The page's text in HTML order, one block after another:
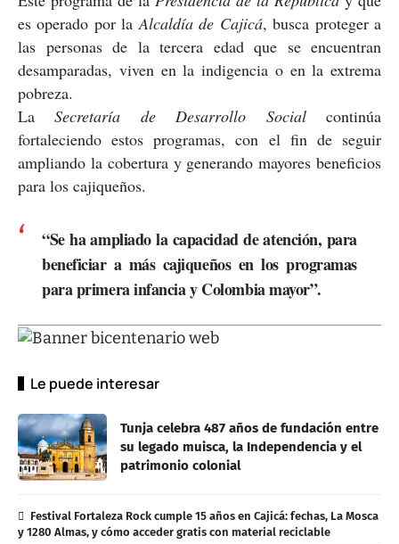
es operado por laAlcaldía de Cajicá, busca proteger a
las personas de la tercera edad que se encuentran
desamparadas, viven en la indigencia o en la extrema
pobreza.
LaSecretaría de Desarrollo Socialcontinúa
fortaleciendo estos programas, con el fin de seguir
ampliando la cobertura y generando mayores beneficios
para los cajiqueños.
“Se ha ampliado la capacidad de atención, para
beneficiar a más cajiqueños en los programas
para primera infancia y Colombia mayor”.
Le puede interesar
Tunja celebra 487 años de fundación entre
su legado muisca, la Independencia y el
patrimonio colonial
Festival Fortaleza Rock cumple 15 años en Cajicá: fechas, La Mosca
y 1280 Almas, y cómo acceder gratis con material reciclable